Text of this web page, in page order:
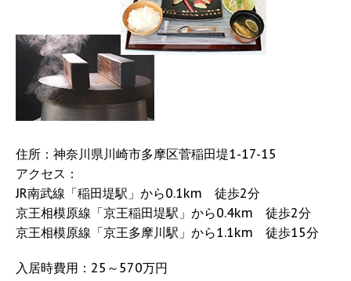
住所：神奈川県川崎市多摩区菅稲田堤1-17-15
アクセス：
JR南武線「稲田堤駅」から0.1km 徒歩2分
京王相模原線「京王稲田堤駅」から0.4km 徒歩2分
京王相模原線「京王多摩川駅」から1.1km 徒歩15分
入居時費用：25～570万円